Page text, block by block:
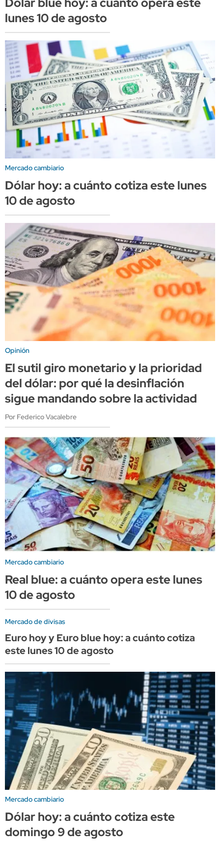
lunes 10 de agosto
Mercado cambiario
Dólar hoy: a cuánto cotiza este lunes
10 de agosto
Opinión
El sutil giro monetario y la prioridad
del dólar: por qué la desinflación
sigue mandando sobre la actividad
Por Federico Vacalebre
Mercado cambiario
Real blue: a cuánto opera este lunes
10 de agosto
Mercado de divisas
Euro hoy y Euro blue hoy: a cuánto cotiza
este lunes 10 de agosto
Mercado cambiario
Dólar hoy: a cuánto cotiza este
domingo 9 de agosto